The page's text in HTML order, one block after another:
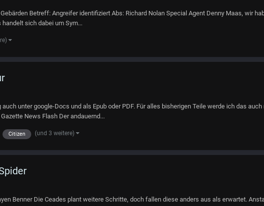
Betreff: Angreifer identifiziert Abs: Richard Nolan Special Agent Denny Maas, wir
sich dabei um Sym...
unter google-Docs und als Epub oder PDF. Für alles bisherigen Teile werde ich das auch
News Flash Der andauernd...
Citizen (und 3 weitere)
Benner Die Ceades plant weitere Schritte, doch fallen diese anders aus als erwartet.